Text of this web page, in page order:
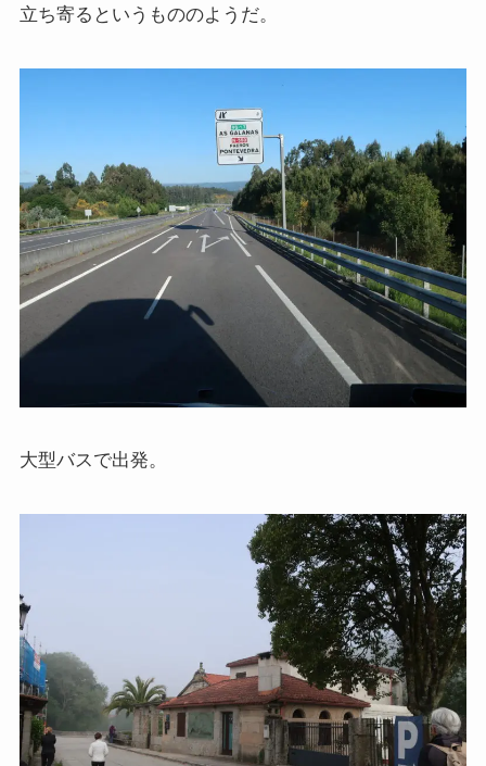
ドストエフスキー、妻と歩んだ運命の旅～狂気と愛
『ローマ旅行記』～劇場都市ローマの魅力とベルニ
独ソ戦・冷戦下の世界
レーニン・スターリン時代のソ連の歴史
独ソ戦～ソ連とナチスの絶滅戦争
スターリンとヒトラーの虐殺・ホロコースト
冷戦世界の歴史・思想・文学に学ぶ
現代ロシアとロシア・ウクライナ戦争
ボスニア紛争とルワンダ虐殺の悲劇～冷戦後の国際
マルクスは宗教的な現象か
おすすめマルクス・エンゲルス伝記
立ち寄るというもののようだ。
大型バスで出発。